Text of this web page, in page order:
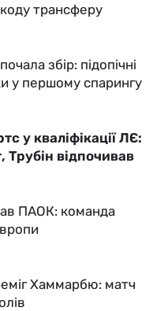
трансферу
збір: підопічні
у першому спарингу
у кваліфікації ЛЄ:
відпочивав
ПАОК: команда
Хаммарбю: матч